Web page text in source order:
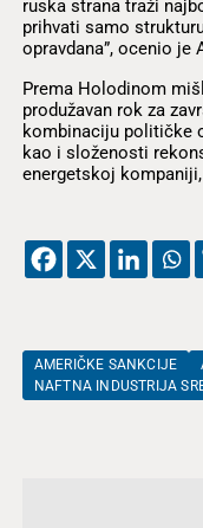
ruska strana traži
prihvati samo
opravdana”, ocenio je
Prema Holodinom
produžavan rok za
kombinaciju političke
kao i složenosti
energetskoj
AMERIČKE SANKCIJE
NAFTNA INDUSTRIJA